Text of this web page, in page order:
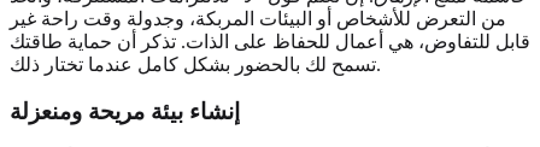
من التعرض للأشخاص أو البيئات المربكة، وجدولة وقت راحة غير
قابل للتفاوض، هي أعمال للحفاظ على الذات. تذكر أن حماية طاقتك
تسمح لك بالحضور بشكل كامل عندما تختار ذلك.
إنشاء بيئة مريحة ومنعزلة